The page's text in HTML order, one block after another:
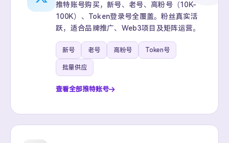
推特账号购买，新号、老号、高粉号（10K-
100K）、Token登录号全覆盖。粉丝真实活
跃，适合品牌推广、Web3项目及矩阵运营。
新号 老号 高粉号 Token号
批量供应
查看全部推特账号